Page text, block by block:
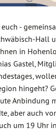
-
Hall
in
Gastel,
hingeht?
Anbindung
aber auch
um 19 Uhr